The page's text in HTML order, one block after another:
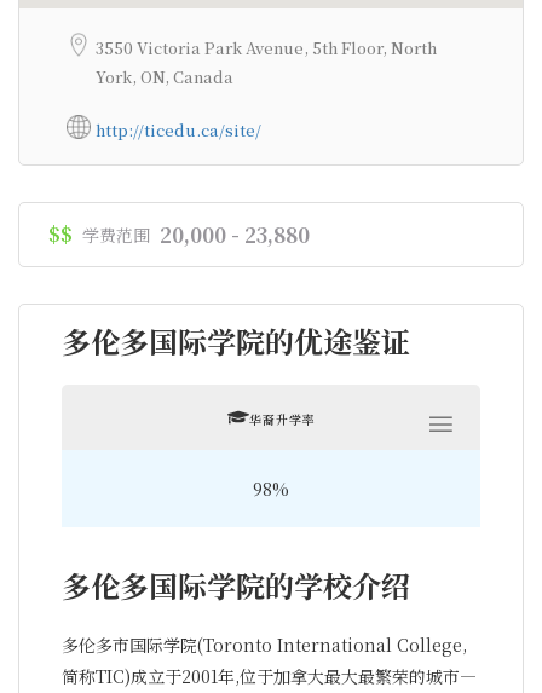
3550 Victoria Park Avenue, 5th Floor, North
York, ON, Canada
http://ticedu.ca/site/
$$ 学费范围 20,000 - 23,880
多伦多国际学院的优途鉴证
华裔升学率
98%
多伦多国际学院的学校介绍
多伦多市国际学院(Toronto International College,
简称TIC)成立于2001年,位于加拿大最大最繁荣的城市—